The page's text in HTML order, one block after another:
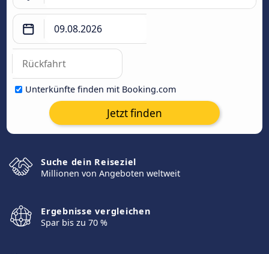
Unterkünfte finden mit Booking.com
Jetzt finden
Suche dein Reiseziel
Millionen von Angeboten weltweit
Ergebnisse vergleichen
Spar bis zu 70 %